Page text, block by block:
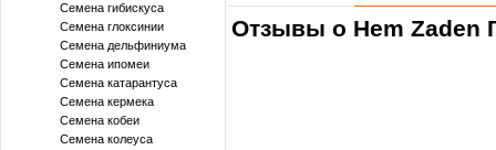
Семена гибискуса
Семена глоксинии
Семена дельфиниума
Семена ипомеи
Семена катарантуса
Семена кермека
Семена кобеи
Семена колеуса
Отзывы о Hem Zaden